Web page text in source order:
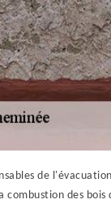
de
combustion des bois